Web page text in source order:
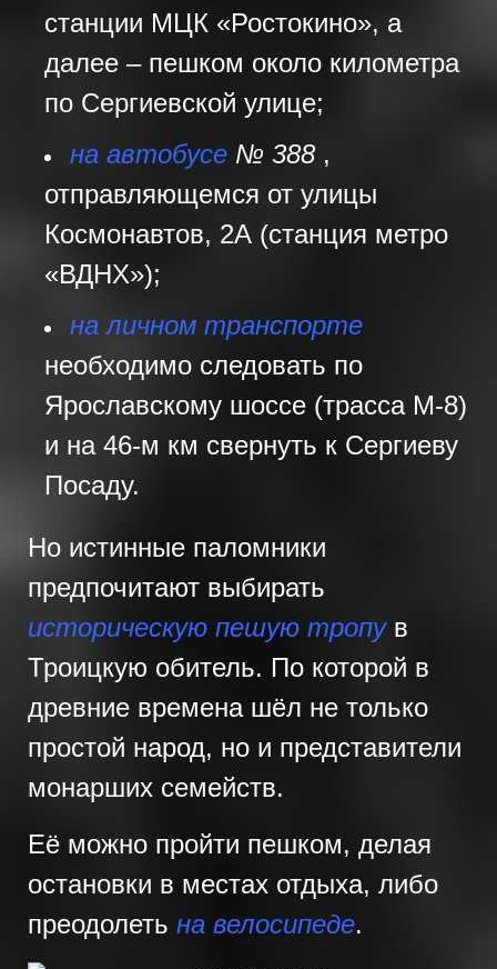
станции МЦК «Ростокино», а
далее – пешком около километра
по Сергиевской улице;
на автобусе № 388 ,
отправляющемся от улицы
Космонавтов, 2А (станция метро
«ВДНХ»);
на личном транспорте
необходимо следовать по
Ярославскому шоссе (трасса М-8)
и на 46-м км свернуть к Сергиеву
Посаду.
Но истинные паломники
предпочитают выбирать
историческую пешую тропув
Троицкую обитель. По которой в
древние времена шёл не только
простой народ, но и представители
монарших семейств.
Её можно пройти пешком, делая
остановки в местах отдыха, либо
преодолеть на велосипеде.